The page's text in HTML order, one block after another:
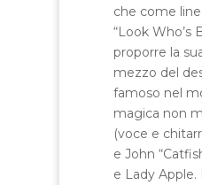
che come
“Look Who’s
proporre la
mezzo del
famoso nel
magica non
(voce e
e John
e Lady